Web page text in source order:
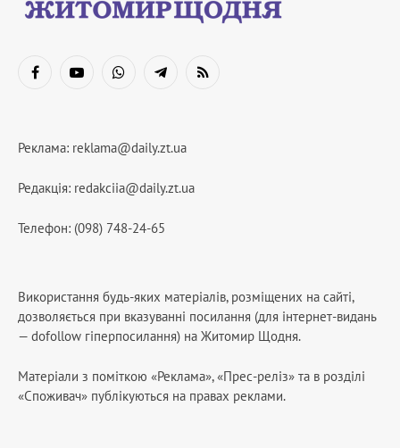
FacebookYouTubeWhatsAppTelegramRSS
Реклама: reklama@daily.zt.ua
Редакція: redakciia@daily.zt.ua
Телефон: (098) 748-24-65
Використання будь-яких матеріалів, розміщених на сайті,
дозволяється при вказуванні посилання (для інтернет-видань
— dofollow гіперпосилання) на Житомир Щодня.
Матеріали з поміткою «Реклама», «Прес-реліз» та в розділі
«Споживач» публікуються на правах реклами.